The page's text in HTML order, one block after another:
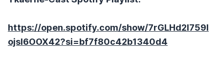
https://open.spotify.com/show/7rGLHd2l759I
ojsI6OOX42?si=bf7f80c42b1340d4